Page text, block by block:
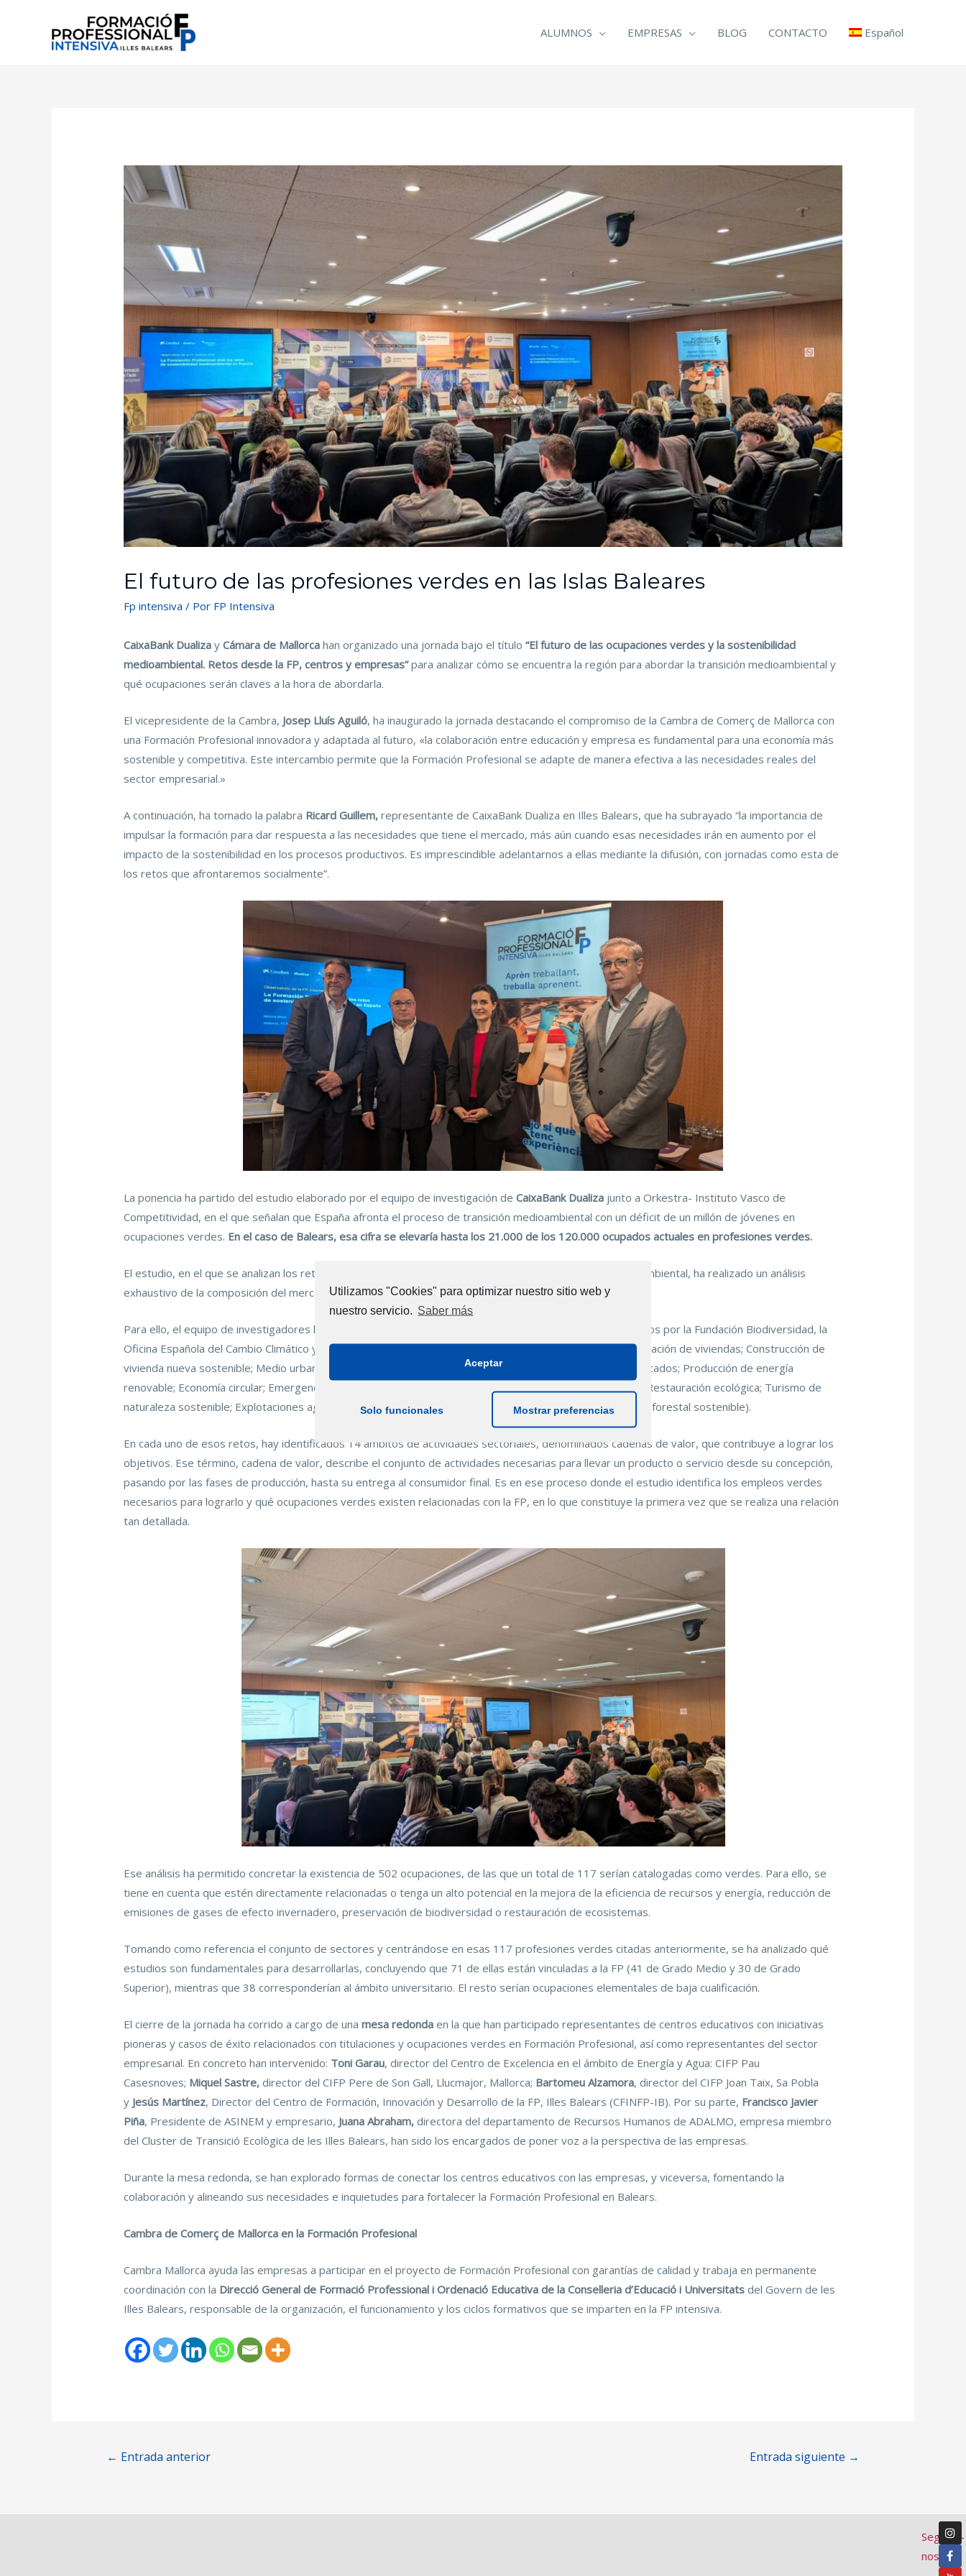
ALUMNOS EMPRESAS BLOG CONTACTO Español
El futuro de las profesiones verdes en las Islas Baleares
Fp intensiva / Por FP Intensiva
CaixaBank Dualizay Cámara de Mallorca han organizado una jornada bajo el título“El futuro de las ocupaciones verdes y la sostenibilidad
medioambiental. Retos desde la FP, centros y empresas”para analizar cómo se encuentra la región para abordar la transición medioambiental y
qué ocupaciones serán claves a la hora de abordarla.
El vicepresidente de la Cambra, Josep Lluís Aguiló, ha inaugurado la jornada destacando el compromiso de la Cambra de Comerç de Mallorca con
una Formación Profesional innovadora y adaptada al futuro, «la colaboración entre educación y empresa es fundamental para una economía más
sostenible y competitiva. Este intercambio permite que la Formación Profesional se adapte de manera efectiva a las necesidades reales del
sector empresarial.»
A continuación, ha tomado la palabra Ricard Guillem, representante de CaixaBank Dualiza en Illes Balears, que ha subrayado “la importancia de
impulsar la formación para dar respuesta a las necesidades que tiene el mercado, más aún cuando esas necesidades irán en aumento por el
impacto de la sostenibilidad en los procesos productivos. Es imprescindible adelantarnos a ellas mediante la difusión, con jornadas como esta de
los retos que afrontaremos socialmente”.
La ponencia ha partido del estudio elaborado por el equipo de investigación deCaixaBank Dualiza junto a Orkestra- Instituto Vasco de
Competitividad, en el que señalan que España afronta el proceso de transición medioambiental con un déficit de un millón de jóvenes en
ocupaciones verdes. En el caso de Balears, esa cifra se elevaría hasta los 21.000 de los 120.000 ocupados actuales en profesiones verdes.
El estudio, en el que se analizan los retos que afrontamos como país en materia de sostenibilidad medioambiental, ha realizado un análisis
exhaustivo de la composición del mercado laboral nacional para poder responder a esos desafíos.
Para ello, el equipo de investigadores ha partido de los 14 retos medioambientales prioritarios establecidos por la Fundación Biodiversidad, la
Oficina Española del Cambio Climático y el Ministerio de Transición Ecológica y Reto Demográfico (Rehabilitación de viviendas; Construcción de
vivienda nueva sostenible; Medio urbano: urbanismo y movilidad sostenible; Medios de transporte electrificados; Producción de energía
renovable; Economía circular; Emergencias climáticas; Renaturalización urbana; Gestión patrimonio natural; Restauración ecológica; Turismo de
naturaleza sostenible; Explotaciones agropecuarias sostenibles; Pesca y acuicultura sostenibles; y Gestión forestal sostenible).
En cada uno de esos retos, hay identificados 14 ámbitos de actividades sectoriales, denominados cadenas de valor, que contribuye a lograr los
objetivos. Ese término, cadena de valor, describe el conjunto de actividades necesarias para llevar un producto o servicio desde su concepción,
pasando por las fases de producción, hasta su entrega al consumidor final. Es en ese proceso donde el estudio identifica los empleos verdes
necesarios para lograrlo y qué ocupaciones verdes existen relacionadas con la FP, en lo que constituye la primera vez que se realiza una relación
tan detallada.
Ese análisis ha permitido concretar la existencia de 502 ocupaciones, de las que un total de 117 serían catalogadas como verdes. Para ello, se
tiene en cuenta que estén directamente relacionadas o tenga un alto potencial en la mejora de la eficiencia de recursos y energía, reducción de
emisiones de gases de efecto invernadero, preservación de biodiversidad o restauración de ecosistemas.
Tomando como referencia el conjunto de sectores y centrándose en esas 117 profesiones verdes citadas anteriormente, se ha analizado qué
estudios son fundamentales para desarrollarlas, concluyendo que 71 de ellas están vinculadas a la FP (41 de Grado Medio y 30 de Grado
Superior), mientras que 38 corresponderían al ámbito universitario. El resto serían ocupaciones elementales de baja cualificación.
El cierre de la jornada ha corrido a cargo de unamesa redonda en la que han participado representantes de centros educativos con iniciativas
pioneras y casos de éxito relacionados con titulaciones y ocupaciones verdes en Formación Profesional, así como representantes del sector
empresarial. En concreto han intervenido: Toni Garau, director del Centro de Excelencia en el ámbito de Energía y Agua: CIFP Pau
Casesnoves; Miquel Sastre, director del CIFP Pere de Son Gall, Llucmajor, Mallorca; Bartomeu Alzamora, director del CIFP Joan Taix, Sa Pobla
y Jesús Martínez, Director del Centro de Formación, Innovación y Desarrollo de la FP, Illes Balears (CFINFP-IB). Por su parte, Francisco Javier
Piña, Presidente de ASINEM y empresario, Juana Abraham, directora del departamento de Recursos Humanos de ADALMO, empresa miembro
del Cluster de Transició Ecològica de les Illes Balears, han sido los encargados de poner voz a la perspectiva de las empresas.
Durante la mesa redonda, se han explorado formas de conectar los centros educativos con las empresas, y viceversa, fomentando la
colaboración y alineando sus necesidades e inquietudes para fortalecer la Formación Profesional en Balears.
Cambra de Comerç de Mallorca en la Formación Profesional
Cambra Mallorca ayuda las empresas a participar en el proyecto de Formación Profesional con garantías de calidad y trabaja en permanente
coordinación con la Direcció General de Formació Professional i Ordenació Educativa de la Conselleria d’Educació i Universitats del Govern de les
Illes Balears, responsable de la organización, el funcionamiento y los ciclos formativos que se imparten en la FP intensiva.
← Entrada anterior Entrada siguiente →
Segueix-
nos:
Utilizamos "Cookies" para optimizar nuestro sitio web y
nuestro servicio. Saber más
Aceptar
Solo funcionales Mostrar preferencias